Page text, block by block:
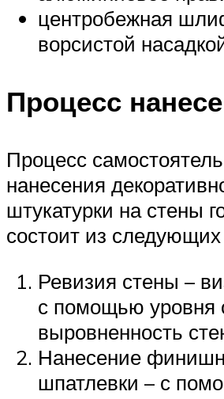
центробежная
ворсистой
Процесс
Процесс
нанесения
штукатурки на стены
состоит из следующих
Ревизия стены –
с помощью уровня
выровненность
Нанесение
шпатлевки – с